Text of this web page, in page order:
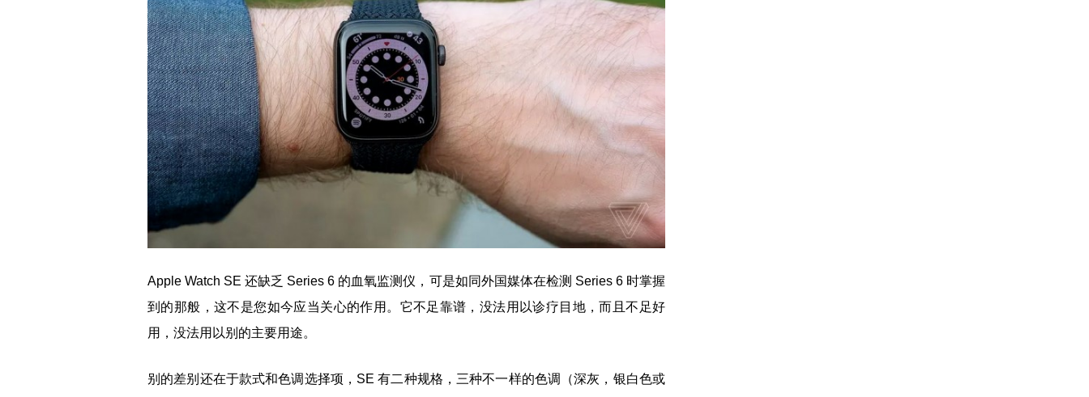
Apple Watch SE 还缺乏 Series 6 的血氧监测仪，可是如同外国媒体在检测 Series 6 时掌握
到的那般，这不是您如今应当关心的作用。它不足靠谱，没法用以诊疗目地，而且不足好
用，没法用以别的主要用途。
别的差别还在于款式和色调选择项，SE 有二种规格，三种不一样的色调（深灰，银白色或